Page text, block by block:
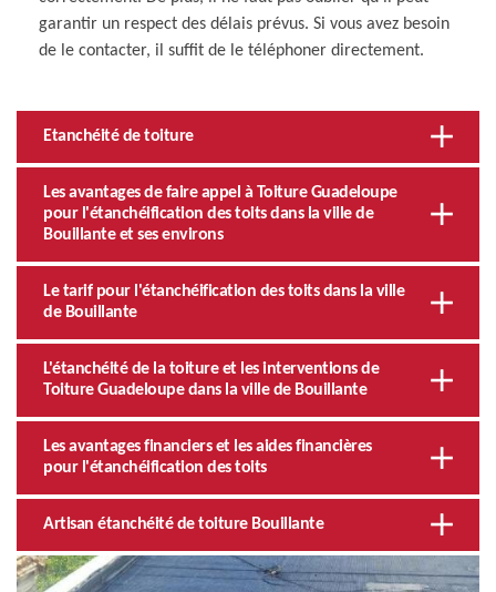
garantir un respect des délais prévus. Si vous avez besoin
de le contacter, il suffit de le téléphoner directement.
Etanchéité de toiture
Les avantages de faire appel à Toiture Guadeloupe
pour l'étanchéification des toits dans la ville de
Bouillante et ses environs
Le tarif pour l'étanchéification des toits dans la ville
de Bouillante
L'étanchéité de la toiture et les interventions de
Toiture Guadeloupe dans la ville de Bouillante
Les avantages financiers et les aides financières
pour l'étanchéification des toits
Artisan étanchéité de toiture Bouillante